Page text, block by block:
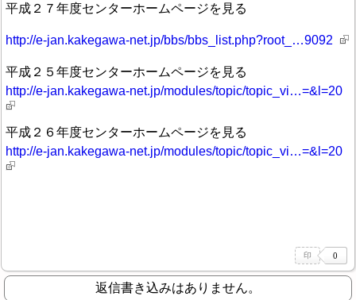
平成２７年度センターホームページを見る
http://e-jan.kakegawa-net.jp/bbs/bbs_list.php?root_…9092
平成２５年度センターホームページを見る
http://e-jan.kakegawa-net.jp/modules/topic/topic_vi…=&l=20
平成２６年度センターホームページを見る
http://e-jan.kakegawa-net.jp/modules/topic/topic_vi…=&l=20
返信書き込みはありません。